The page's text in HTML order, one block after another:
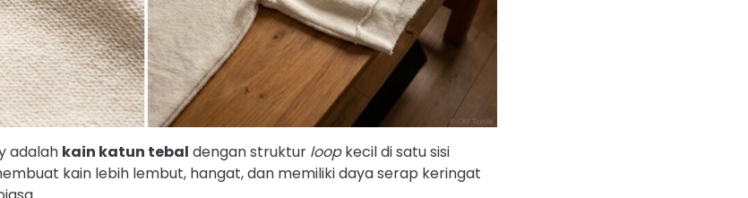
adalah kain katun tebal dengan struktur loopkecil di satu sisi
kain lebih lembut, hangat, dan memiliki daya serap keringat